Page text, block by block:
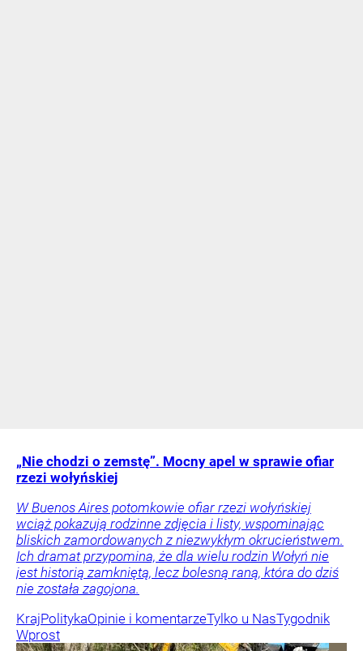
„Nie chodzi o zemstę”. Mocny apel w sprawie ofiar
rzezi wołyńskiej
W Buenos Aires potomkowie ofiar rzezi wołyńskiej
wciąż pokazują rodzinne zdjęcia i listy, wspominając
bliskich zamordowanych z niezwykłym okrucieństwem.
Ich dramat przypomina, że dla wielu rodzin Wołyń nie
jest historią zamkniętą, lecz bolesną raną, która do dziś
nie została zagojona.
KrajPolitykaOpinie i komentarzeTylko u NasTygodnik
Wprost